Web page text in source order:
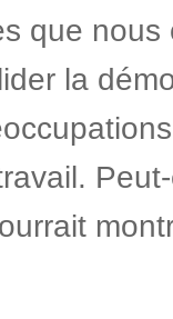
que
la